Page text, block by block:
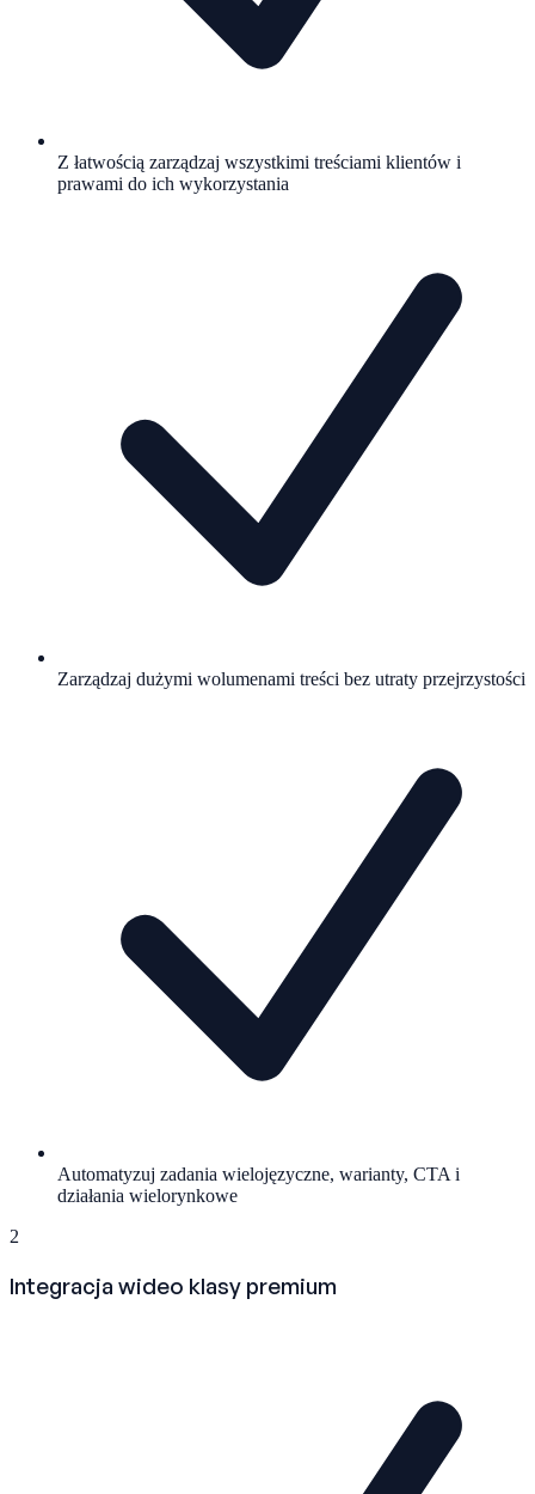
Z łatwością zarządzaj wszystkimi treściami klientów i
prawami do ich wykorzystania
Zarządzaj dużymi wolumenami treści bez utraty przejrzystości
Automatyzuj zadania wielojęzyczne, warianty, CTA i
działania wielorynkowe
2
Integracja wideo klasy premium